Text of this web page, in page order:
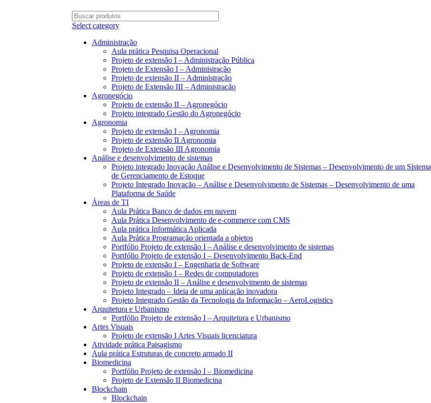
Select category
Administração
Aula prática Pesquisa Operacional
Projeto de extensão I – Administração Pública
Projeto de Extensão I – Administração
Projeto de extensão II – Administração
Projeto de Extensão III – Administração
Agronegócio
Projeto de extensão II – Agronegócio
Projeto integrado Gestão do Agronegócio
Agronomia
Projeto de extensão I – Agronomia
Projeto de extensão II Agronomia
Projeto de Extensão III Agronomia
Análise e desenvolvimento de sistemas
Projeto integrado Inovação Análise e Desenvolvimento de Sistemas – Desenvolvimento de um Sistema
de Gerenciamento de Estoque
Projeto Integrado Inovação – Análise e Desenvolvimento de Sistemas – Desenvolvimento de uma
Plataforma de Saúde
Áreas de TI
Aula Prática Banco de dados em nuvem
Aula Prática Desenvolvimento de e-commerce com CMS
Aula prática Informática Aplicada
Aula Prática Programação orientada a objetos
Portfólio Projeto de extensão I – Análise e desenvolvimento de sistemas
Portfólio Projeto de extensão I – Desenvolvimento Back-End
Projeto de extensão I – Engenharia de Software
Projeto de extensão I – Redes de computadores
Projeto de extensão II – Análise e desenvolvimento de sistemas
Projeto Integrado – Ideia de uma aplicação inovadora
Projeto Integrado Gestão da Tecnologia da Informação – AeroLogistics
Arquitetura e Urbanismo
Portfólio Projeto de extensão I – Arquitetura e Urbanismo
Artes Visuais
Projeto de extensão I Artes Visuais licenciatura
Atividade prática Paisagismo
Aula prática Estruturas de concreto armado II
Biomedicina
Portfólio Projeto de extensão I – Biomedicina
Projeto de Extensão II Biomedicina
Blockchain
Blockchain